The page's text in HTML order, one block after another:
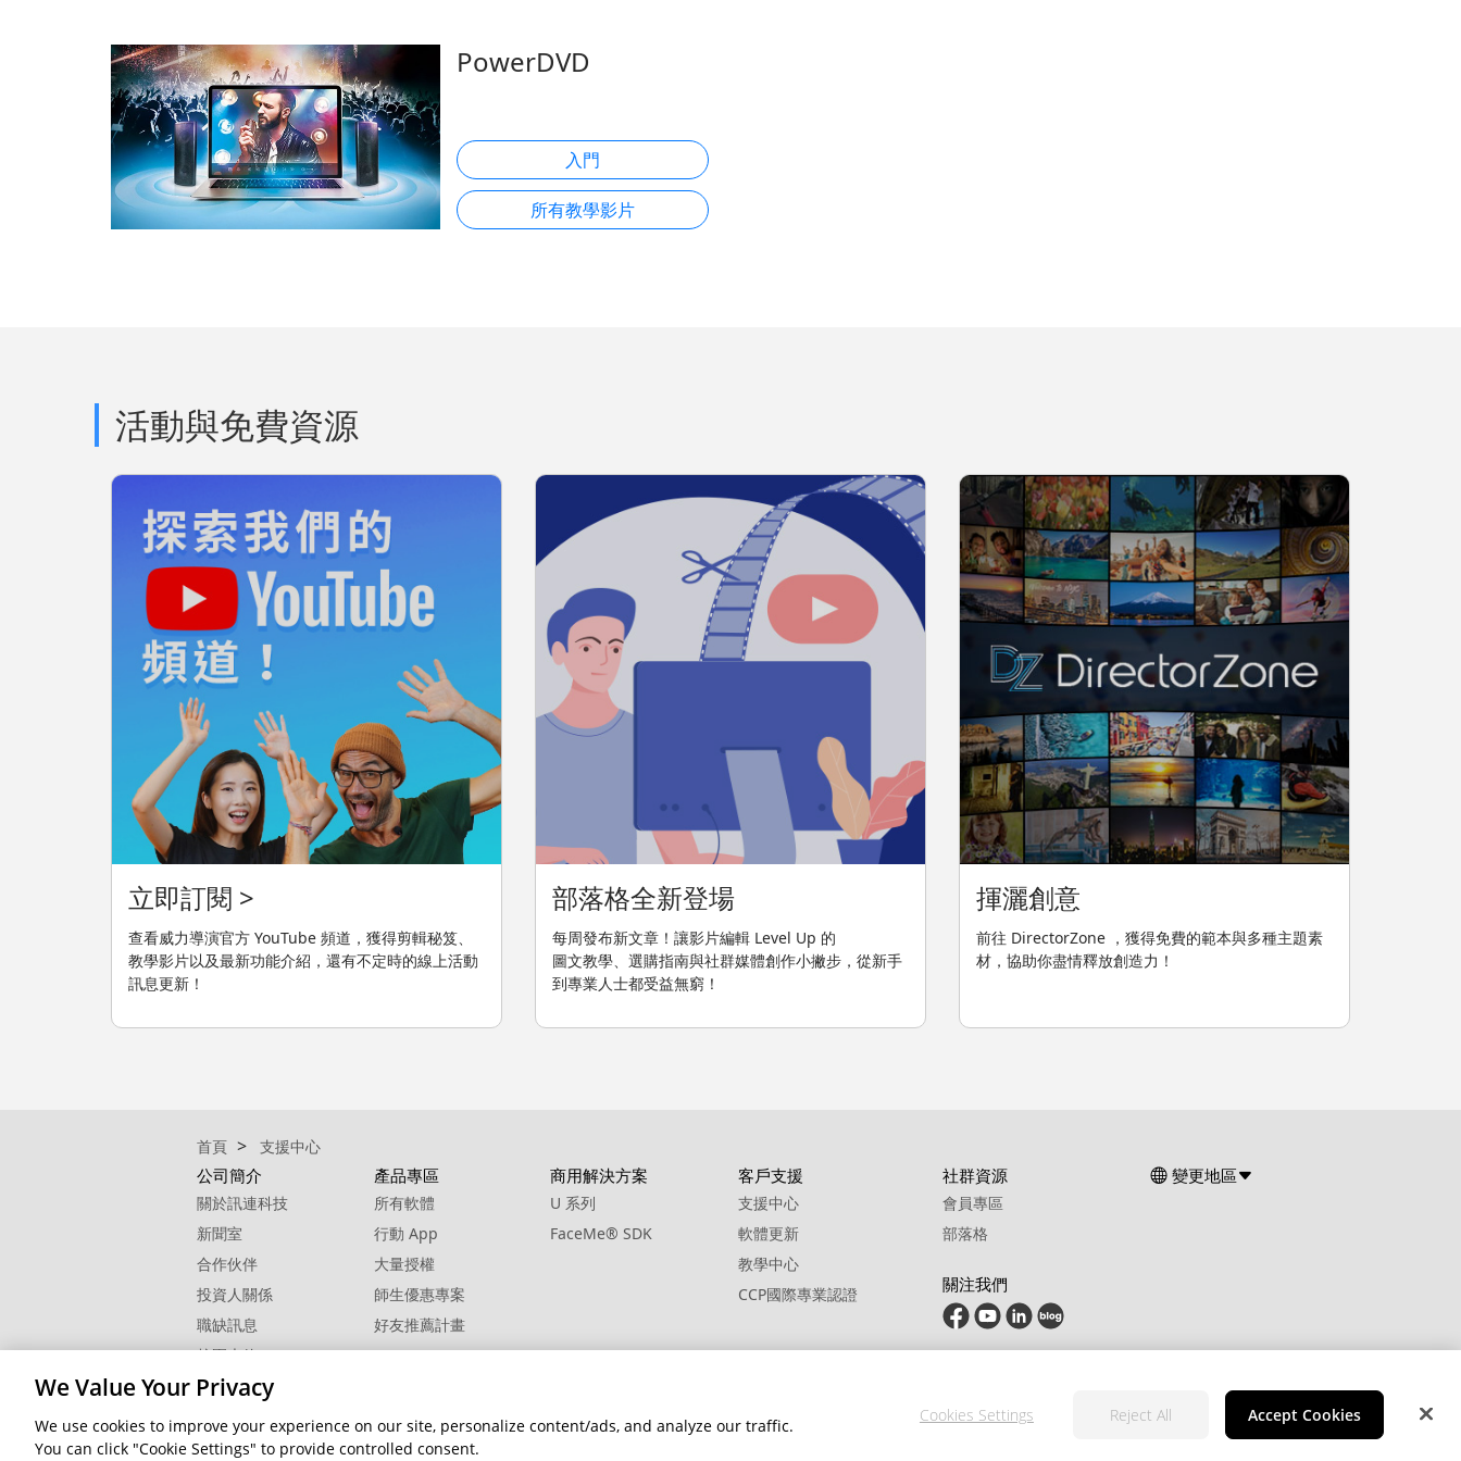
PowerDVD
入門
所有教學影片
活動與免費資源
立即訂閱 >
查看威力導演官方 YouTube 頻道，獲得剪輯秘笈、
教學影片以及最新功能介紹，還有不定時的線上活動
訊息更新！
部落格全新登場
每周發布新文章！讓影片編輯 Level Up 的
圖文教學、選購指南與社群媒體創作小撇步，從新手
到專業人士都受益無窮！
揮灑創意
前往 DirectorZone ，獲得免費的範本與多種主題素
材，協助你盡情釋放創造力！
首頁 支援中心
公司簡介
關於訊連科技
新聞室
合作伙伴
投資人關係
職缺訊息
校園大使
聯絡我們
產品專區
所有軟體
行動 App
大量授權
師生優惠專案
好友推薦計畫
商用解決方案
U 系列
FaceMe® SDK
客戶支援
支援中心
軟體更新
教學中心
CCP國際專業認證
社群資源
會員專區
部落格
關注我們
變更地區
© 2026 訊連科技。保留所有權利。 隱私權政策 服務條款 Cookie 設定
We Value Your Privacy
We use cookies to improve your experience on our site, personalize content/ads, and analyze our traffic.
You can click "Cookie Settings" to provide controlled consent.
Cookies Settings Reject All Accept Cookies